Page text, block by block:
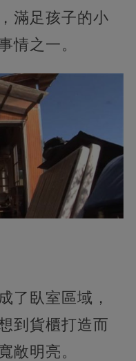
滿足孩子的小
情之一。
了臥室區域，
到貨櫃打造而
敞明亮。